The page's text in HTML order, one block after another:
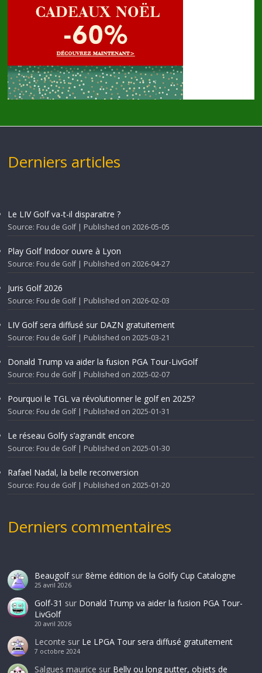
Derniers articles
Le LIV Golf va-t-il disparaitre ?
Source: Fou de Golf Published on 2026-05-05
Play Golf Indoor ouvre à Lyon
Source: Fou de Golf Published on 2026-04-27
Juris Golf 2026
Source: Fou de Golf Published on 2026-02-03
LIV Golf sera diffusé sur DAZN gratuitement
Source: Fou de Golf Published on 2025-03-21
Donald Trump va aider la fusion PGA Tour-LivGolf
Source: Fou de Golf Published on 2025-02-07
Pourquoi le TGL va révolutionner le golf en 2025?
Source: Fou de Golf Published on 2025-01-31
Le réseau Golfy s’agrandit encore
Source: Fou de Golf Published on 2025-01-30
Rafael Nadal, la belle reconversion
Source: Fou de Golf Published on 2025-01-20
Derniers commentaires
Beaugolfsur 8ème édition de la Golfy Cup Catalogne
25 avril 2026
Golf-31 sur Donald Trump va aider la fusion PGA Tour-
LivGolf
20 avril 2026
Leconte sur Le LPGA Tour sera diffusé gratuitement
7 octobre 2024
Salgues maurice sur Belly ou long putter, objets de